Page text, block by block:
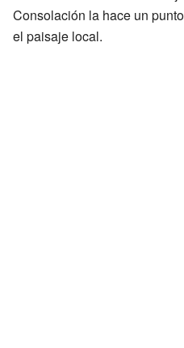
Consolación la hace un
el paisaje local.